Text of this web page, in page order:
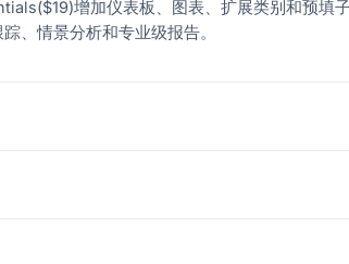
增加仪表板、图表、扩展类别和预填
、情景分析和专业级报告。